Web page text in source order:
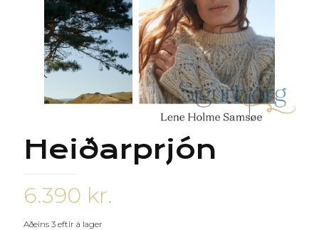
Heiðarprjón
6.390 kr.
Aðeins 3 eftir á lager